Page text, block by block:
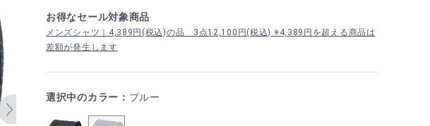
お得なセール対象商品
メンズシャツ｜4,389円(税込)の品 3点12,100円(税込) ※4,389円を超える商品は
差額が発生します
選択中のカラー： ブルー